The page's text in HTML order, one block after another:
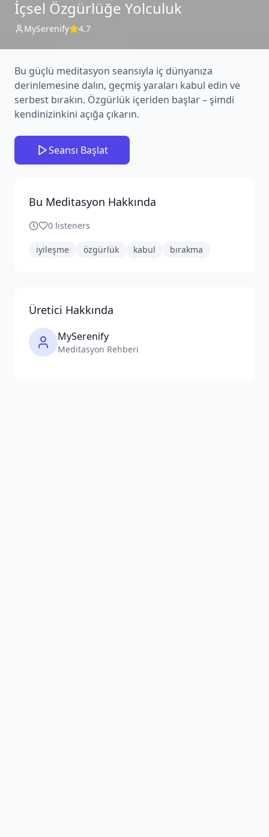
İçsel Özgürlüğe Yolculuk
MySerenify 4.7
Bu güçlü meditasyon seansıyla iç dünyanıza
derinlemesine dalın, geçmiş yaraları kabul edin ve
serbest bırakın. Özgürlük içeriden başlar – şimdi
kendinizinkini açığa çıkarın.
Seansı Başlat
Bu Meditasyon Hakkında
0 listeners
iyileşme özgürlük kabul bırakma
Üretici Hakkında
MySerenify
Meditasyon Rehberi